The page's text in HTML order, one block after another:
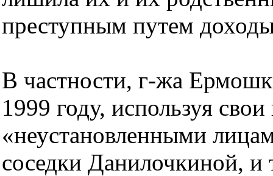
преступным путем
В частности, г-жа
1999 году, используя
«неустановленными
соседки Данилочкиной,